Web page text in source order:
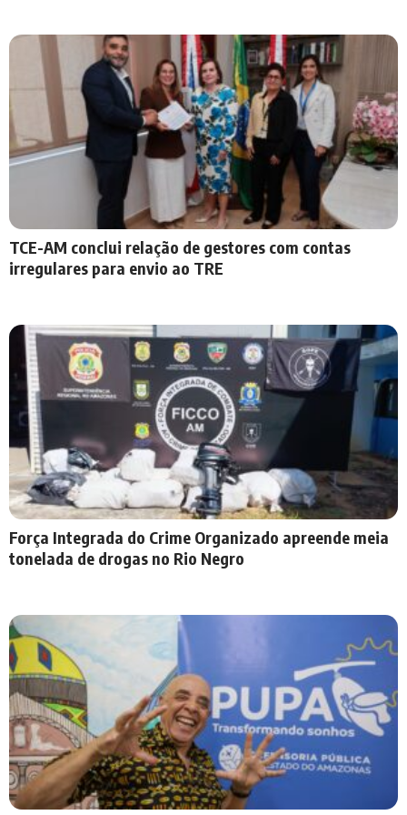
TCE-AM conclui relação de gestores com contas
irregulares para envio ao TRE
Força Integrada do Crime Organizado apreende meia
tonelada de drogas no Rio Negro